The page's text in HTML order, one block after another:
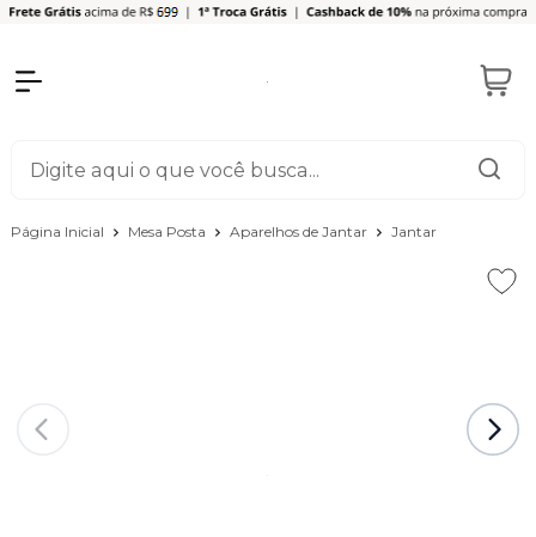
Página Inicial Mesa Posta Aparelhos de Jantar Jantar